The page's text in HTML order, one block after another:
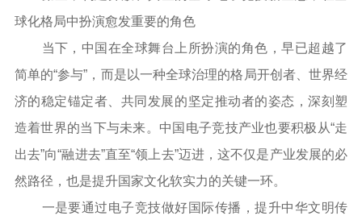
球化格局中扮演愈发重要的角色
当下，中国在全球舞台上所扮演的角色，早已超越了
简单的“参与”，而是以一种全球治理的格局开创者、世界经
济的稳定锚定者、共同发展的坚定推动者的姿态，深刻塑
造着世界的当下与未来。中国电子竞技产业也要积极从“走
出去”向“融进去”直至“领上去”迈进，这不仅是产业发展的必
然路径，也是提升国家文化软实力的关键一环。
一是要通过电子竞技做好国际传播，提升中华文明传